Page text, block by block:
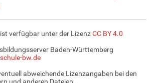
ist verfügbar unter der LizenzCC BY 4.0
Baden-Württemberg
bw.de
abweichende Lizenzangaben bei den